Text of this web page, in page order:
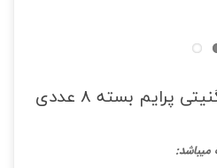
بسته 8 عددی